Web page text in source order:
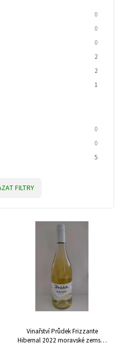
0
0
0
2
2
1
0
0
5
FILTRY
Vinařství Průdek Frizzante
Hibernal 2022 moravské zemské